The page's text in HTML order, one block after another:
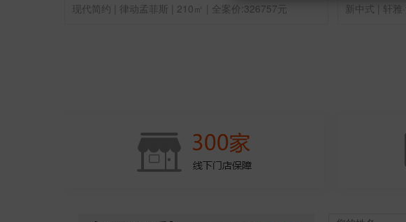
现代简约 | 律动孟菲斯 | 210㎡ | 全案价:326757元 新中式 | 轩雅